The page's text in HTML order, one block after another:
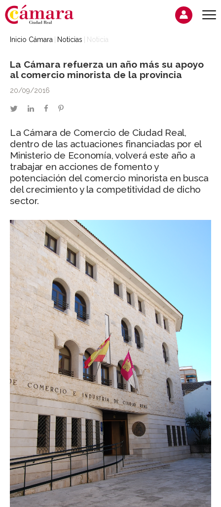
Inicio Cámara Noticias Noticia
La Cámara refuerza un año más su apoyo
al comercio minorista de la provincia
20/09/2016
twitterlinkedinfacebookpinterest
La Cámara de Comercio de Ciudad Real,
dentro de las actuaciones financiadas por el
Ministerio de Economía, volverá este año a
trabajar en acciones de fomento y
potenciación del comercio minorista en busca
del crecimiento y la competitividad de dicho
sector.